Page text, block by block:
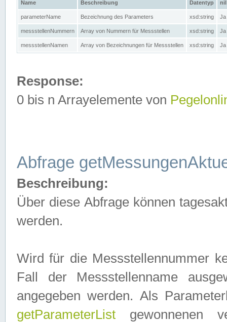
Name Beschreibung Datentyp nil
parameterName Bezeichnung des Parameters xsd:string Ja
messstellenNummern Array von Nummern für Messstellen xsd:string Ja
messstellenNamen Array von Bezeichnungen für Messstellen xsd:string Ja
Response:
0 bis n Arrayelemente von
Abfrage
Beschreibung:
Über diese Abfrage können
werden.
Wird für die Messstellennummer
Fall der Messstellenname
angegeben werden. Als
getParameterList gewonnenen